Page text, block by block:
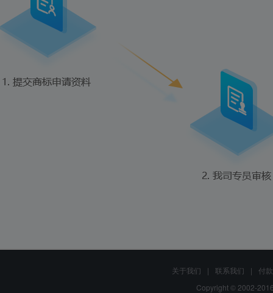
关于我们 | 联系我们 |
付
Copyright © 2002-